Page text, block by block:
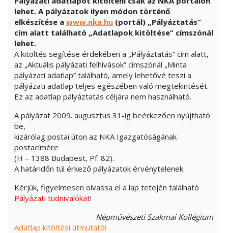
lehet. A pályázatok ilyen módon történő
elkészítése a www.nka.hu (portál) „Pályáztatás”
cím alatt található „Adatlapok kitöltése” címszónál
lehet.
A kitöltés segítése érdekében a „Pályáztatás” cím alatt,
az „Aktuális pályázati felhívások” címszónál „Minta
pályázati adatlap” található, amely lehetővé teszi a
pályázati adatlap teljes egészében való megtekintését.
Ez az adatlap pályáztatás céljára nem használható.
A pályázat 2009. augusztus 31-ig beérkezően nyújtható
be,
kizárólag postai úton az NKA Igazgatóságának
postacímére
(H – 1388 Budapest, Pf. 82).
A határidőn túl érkező pályázatok érvénytelenek.
Kérjük, figyelmesen olvassa el a lap tetején található
Pályázati tudnivalókat!
Népművészeti Szakmai Kollégium
Adatlap kitöltési útmutató!